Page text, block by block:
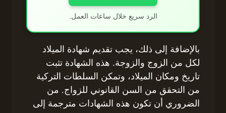
الرد سريع خلال ساعات العمل.
بالإضافة إلى ذلك، يجب تقديم شهادة الميلاد
لكل من الزوج والزوجة. هذه الشهادة تثبت
تاريخ ومكان الميلاد، وتمكن السلطات التركية
من التحقق من السن القانوني للزواج. من
الضروري أن تكون هذه الشهادات مترجمة إلى